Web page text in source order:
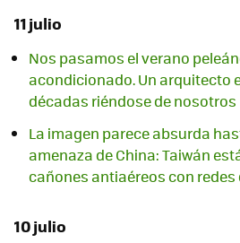
11 julio
Nos pasamos el verano
acondicionado. Un arquitecto
décadas riéndose de nosotros
La imagen parece absurda
amenaza de China: Taiwán
cañones antiaéreos con redes
10 julio